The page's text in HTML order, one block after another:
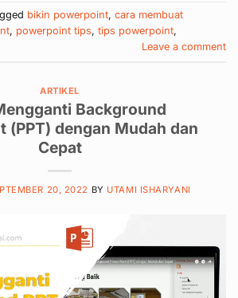
bikin powerpoint, cara membuat
, powerpoint tips, tips powerpoint,
Leave a comment
ARTIKEL
Background
(PPT) dengan Mudah dan
Cepat
20, 2022 BY UTAMI ISHARYANI